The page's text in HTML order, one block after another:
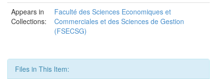
Appears in
Collections:
Faculté des Sciences Economiques et
Commerciales et des Sciences de Gestion
(FSECSG)
Files in This Item: